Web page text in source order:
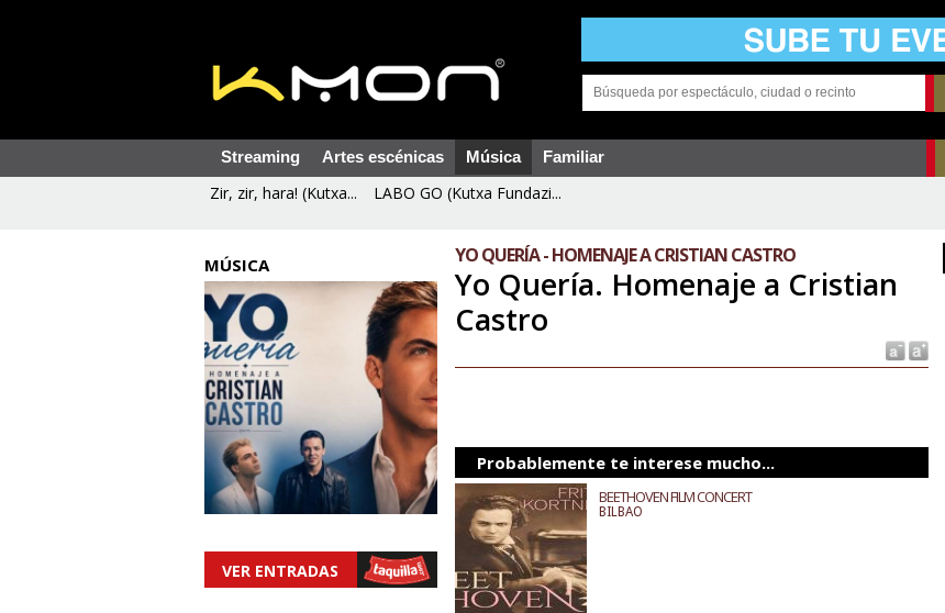
Streaming Artes escénicas Música Familiar
Zir, zir, hara! (Kutxa... LABO GO (Kutxa Fundazi...
MÚSICA
VER ENTRADAS
YO QUERÍA - HOMENAJE A CRISTIAN CASTRO
Yo Quería. Homenaje a Cristian
Castro
Probablemente te interese mucho...
BEETHOVEN FILM CONCERT
BILBAO